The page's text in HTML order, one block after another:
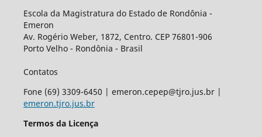
Escola da Magistratura do Estado de Rondônia -
Emeron
Av. Rogério Weber, 1872, Centro. CEP 76801-906
Porto Velho - Rondônia - Brasil
Contatos
Fone (69) 3309-6450 | emeron.cepep@tjro.jus.br |
emeron.tjro.jus.br
Termos da Licença